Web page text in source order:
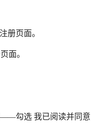
册页面。
面。
勾选 我已阅读并同